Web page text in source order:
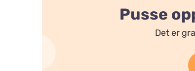
Pusse
Det er